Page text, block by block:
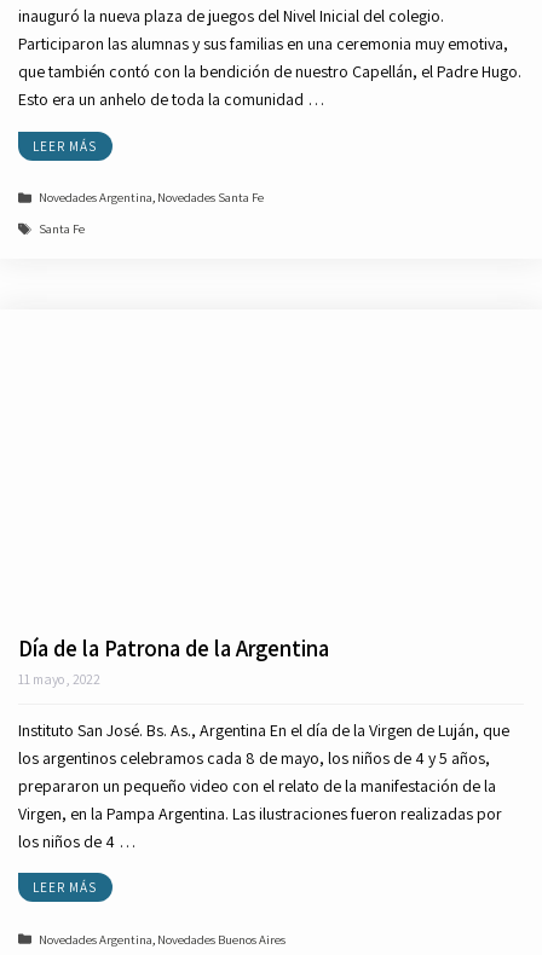
inauguró la nueva plaza de juegos del Nivel Inicial del colegio.
Participaron las alumnas y sus familias en una ceremonia muy emotiva,
que también contó con la bendición de nuestro Capellán, el Padre Hugo.
Esto era un anhelo de toda la comunidad …
LEER MÁS
Categorías
Novedades Argentina, Novedades Santa Fe
Etiquetas
Santa Fe
Día de la Patrona de la Argentina
11 mayo, 2022
Instituto San José. Bs. As., Argentina En el día de la Virgen de Luján, que
los argentinos celebramos cada 8 de mayo, los niños de 4 y 5 años,
prepararon un pequeño video con el relato de la manifestación de la
Virgen, en la Pampa Argentina. Las ilustraciones fueron realizadas por
los niños de 4 …
LEER MÁS
Categorías
Novedades Argentina Novedades Buenos Aires